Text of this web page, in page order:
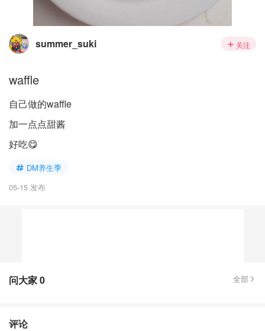
summer_suki 关注
waffle
自己做的waffle
加一点点甜酱
好吃😋
DM养生季
05-15 发布
问大家0 全部
评论